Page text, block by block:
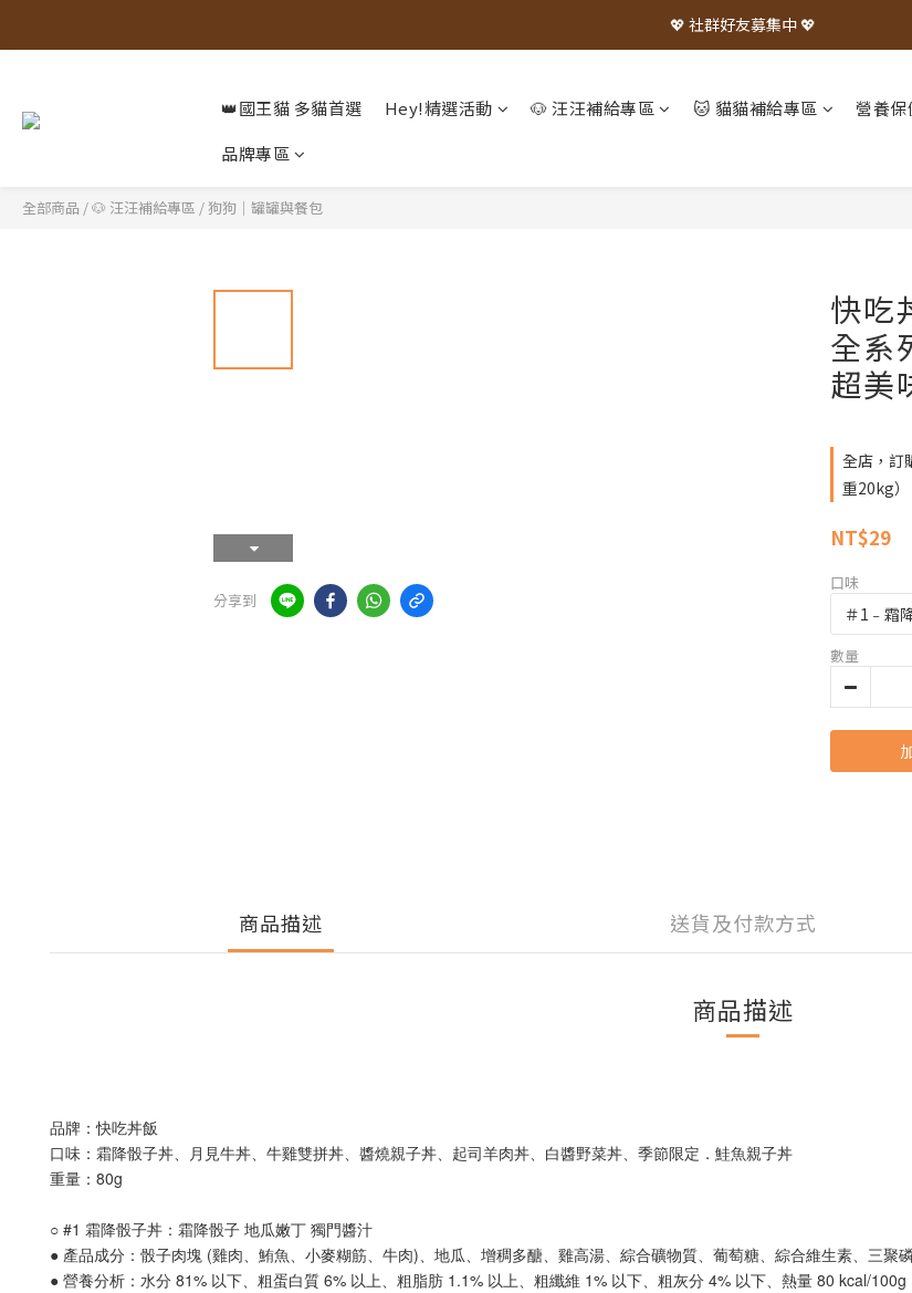
💖 社群好友募集中 💖
👑國王貓 多貓首選 Hey!精選活動 🐶 汪汪補給專區 🐱 貓貓補給專區 營養保
品牌專區
全部商品 /🐶 汪汪補給專區 /狗狗｜罐罐與餐包
分享到
快吃
全系
超美
全店，訂
重20kg）
NT$29
口味
數量
商品描述 送貨及付款方式
商品描述
品牌：快吃丼飯
口味：霜降骰子丼、月見牛丼、牛雞雙拼丼、醬燒親子丼、起司羊肉丼、白醬野菜丼、季節限定．鮭魚親子丼
重量：80g
○ #1 霜降骰子丼：霜降骰子 地瓜嫩丁 獨門醬汁
● 產品成分：骰子肉塊 (雞肉、鮪魚、小麥糊筋、牛肉)、地瓜、增稠多醣、雞高湯、綜合礦物質、葡萄糖、綜合維生素、三聚
● 營養分析：水分 81% 以下、粗蛋白質 6% 以上、粗脂肪 1.1% 以上、粗纖維 1% 以下、粗灰分 4% 以下、熱量 80 kcal/100g